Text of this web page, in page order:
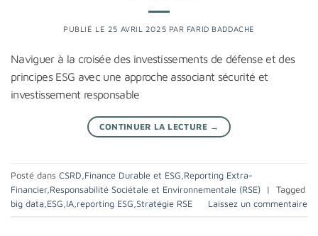
PUBLIÉ LE 25 AVRIL 2025 PAR FARID BADDACHE
Naviguer à la croisée des investissements de défense et des
principes ESG avec une approche associant sécurité et
investissement responsable
CONTINUER LA LECTURE →
Posté dans CSRD Finance Durable et ESG Reporting Extra-
Financier, Responsabilité Sociétale et Environnementale (RSE) |
Tagged
big data ESG IA reporting ESG Stratégie RSE Laissez un commentaire